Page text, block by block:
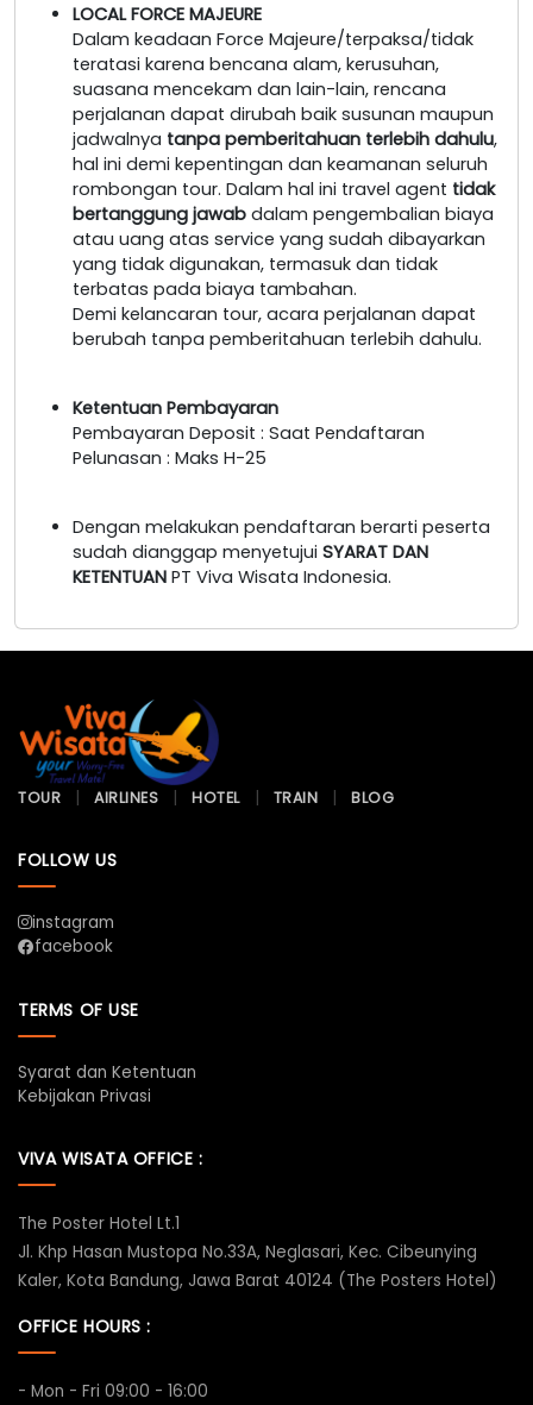
LOCAL FORCE MAJEURE
Dalam keadaan Force Majeure/terpaksa/tidak
teratasi karena bencana alam, kerusuhan,
suasana mencekam dan lain-lain, rencana
perjalanan dapat dirubah baik susunan maupun
jadwalnya tanpa pemberitahuan terlebih dahulu,
hal ini demi kepentingan dan keamanan seluruh
rombongan tour. Dalam hal ini travel agent tidak
bertanggung jawab dalam pengembalian biaya
atau uang atas service yang sudah dibayarkan
yang tidak digunakan, termasuk dan tidak
terbatas pada biaya tambahan.
Demi kelancaran tour, acara perjalanan dapat
berubah tanpa pemberitahuan terlebih dahulu.
Ketentuan Pembayaran
Pembayaran Deposit : Saat Pendaftaran
Pelunasan : Maks H-25
Dengan melakukan pendaftaran berarti peserta
sudah dianggap menyetujui SYARAT DAN
KETENTUAN PT Viva Wisata Indonesia.
TOUR AIRLINES HOTEL TRAIN BLOG
FOLLOW US
instagram
facebook
TERMS OF USE
Syarat dan Ketentuan
Kebijakan Privasi
VIVA WISATA OFFICE :
The Poster Hotel Lt.1
Jl. Khp Hasan Mustopa No.33A, Neglasari, Kec. Cibeunying
Kaler, Kota Bandung, Jawa Barat 40124 (The Posters Hotel)
OFFICE HOURS :
- Mon - Fri 09:00 - 16:00